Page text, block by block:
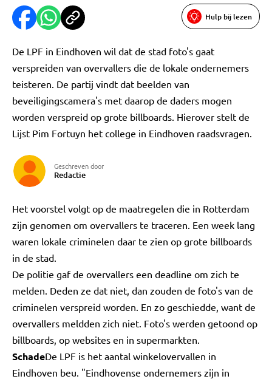
Hulp bij lezen
De LPF in Eindhoven wil dat de stad foto's gaat
verspreiden van overvallers die de lokale ondernemers
teisteren. De partij vindt dat beelden van
beveiligingscamera's met daarop de daders mogen
worden verspreid op grote billboards. Hierover stelt de
Lijst Pim Fortuyn het college in Eindhoven raadsvragen.
Geschreven door
Redactie
Het voorstel volgt op de maatregelen die in Rotterdam
zijn genomen om overvallers te traceren. Een week lang
waren lokale criminelen daar te zien op grote billboards
in de stad.
De politie gaf de overvallers een deadline om zich te
melden. Deden ze dat niet, dan zouden de foto's van de
criminelen verspreid worden. En zo geschiedde, want de
overvallers meldden zich niet. Foto's werden getoond op
billboards, op websites en in supermarkten.
SchadeDe LPF is het aantal winkelovervallen in
Eindhoven beu. "Eindhovense ondernemers zijn in